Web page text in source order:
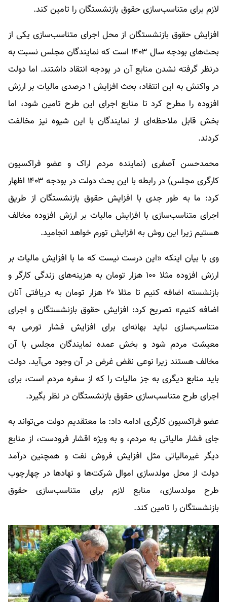
لازم برای متناسب‌سازی حقوق بازنشستگان را تامین کند.
افزایش حقوق بازنشستگان از محل اجرای متناسب‌سازی یکی از
بحث‌های بودجه سال ۱۴۰۳ است که نمایندگان مجلس نسبت به
درنظر گرفته نشدن منابع آن در بودجه انتقاد داشتند. اما دولت
در واکنش به این انتقاد، بحث افزایش ۱ درصدی مالیات بر ارزش
افزوده را مطرح کرد تا منابع اجرای این طرح تامین شود، اما
بخش قابل ملاحظه‌ای از نمایندگان با این شیوه نیز مخالفت
کردند.
محمدحسن آصفری (نماینده مردم اراک و عضو فراکسیون
کارگری مجلس) در رابطه با این بحث دولت در بودجه ۱۴۰۳ اظهار
کرد: ما به طور جدی با افزایش حقوق بازنشستگان از طریق
اجرای متناسب‌سازی با افزایش مالیات بر ارزش افزوده مخالف
هستیم زیرا این روش به افزایش تورم خواهد انجامید.
وی با بیان اینکه «این درست نیست که ما با افزایش مالیات بر
ارزش افزوده مثلا ۱۰۰ هزار تومان به هزینه‌های زندگی کارگر و
بازنشسته اضافه کنیم تا مثلا ۲۰ هزار تومان به دریافتی آنان
اضافه کنیم» تصریح کرد: افزایش حقوق بازنشستگان و اجرای
متناسب‌سازی نباید بهانه‌ای برای افزایش فشار تورمی به
معیشت مردم شود و بخش عمده نمایندگان مجلس با آن
مخالف هستند زیرا نوعی نقض غرض در آن وجود می‌آید. دولت
باید منابع دیگری به جز مالیات را که از سفره مردم است، برای
اجرای طرح متناسب‌سازی حقوق بازنشستگان در نظر بگیرد.
عضو فراکسیون کارگری ادامه داد: ما معتقدیم دولت می‌تواند به
جای فشار مالیاتی به مردم، و به ویژه اقشار فرودست، از منابع
دیگر غیرمالیاتی مثل افزایش فروش نفت و همچنین درآمد
دولت از محل مولدسازی اموال شرکت‌ها و نهادها در چهارچوب
طرح مولدسازی، منابع لازم برای متناسب‌سازی حقوق
بازنشستگان را تامین کند.